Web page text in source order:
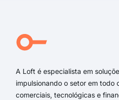
Rua José Augusto Trindade
Rua Antônio Lustosa Cabral
A Loft é especialista em
impulsionando o setor em todo
comerciais, tecnológicas e